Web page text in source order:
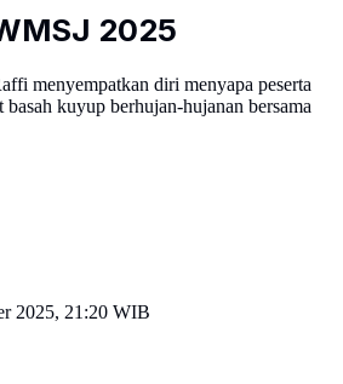
2025
menyempatkan diri menyapa peserta
basah kuyup berhujan-hujanan bersama
2025, 21:20 WIB